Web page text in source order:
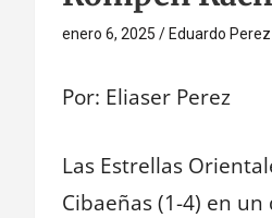
enero 6, 2025 Eduardo Perez
Por: Eliaser Perez
Las Estrellas
Cibaeñas (1-4) en